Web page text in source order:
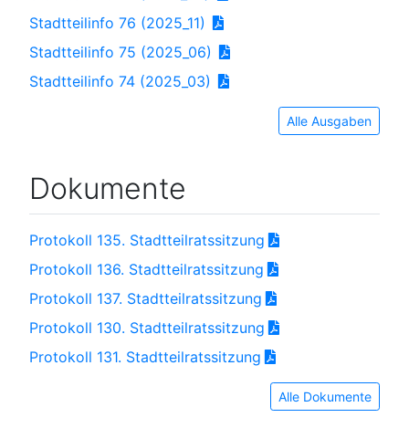
Stadtteilinfo 76 (2025_11)
Stadtteilinfo 75 (2025_06)
Stadtteilinfo 74 (2025_03)
Alle Ausgaben
Dokumente
Protokoll 135. Stadtteilratssitzung
Protokoll 136. Stadtteilratssitzung
Protokoll 137. Stadtteilratssitzung
Protokoll 130. Stadtteilratssitzung
Protokoll 131. Stadtteilratssitzung
Alle Dokumente